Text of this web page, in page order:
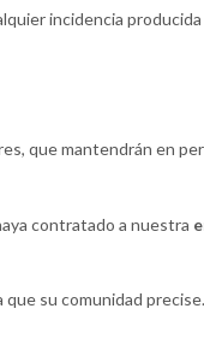
incidencia
que mantendrán en
contratado a nuestra
su comunidad precise.